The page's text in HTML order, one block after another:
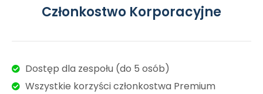
Członkostwo Korporacyjne
Dostęp dla zespołu (do 5 osób)
Wszystkie korzyści członkostwa Premium